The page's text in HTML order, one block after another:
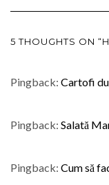
5 THOUGHTS ON
Pingback: Cartofi
Pingback: Salată
Pingback: Cum să